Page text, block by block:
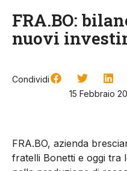
FRA.BO:
nuovi
Condividi
15 Febbraio
FRA.BO, azienda
fratelli Bonetti e oggi tra